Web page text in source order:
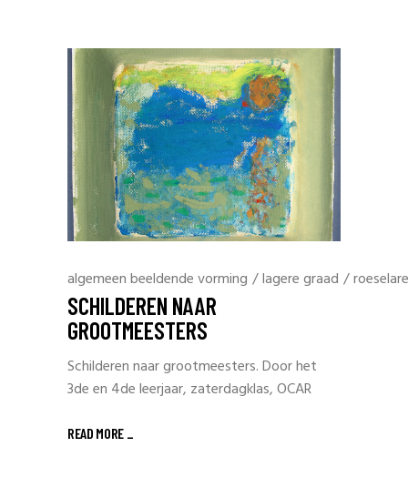
algemeen beeldende vorming /lagere graad /
SCHILDEREN NAAR
GROOTMEESTERS
Schilderen naar grootmeesters. Door het
3de en 4de leerjaar, zaterdagklas, OCAR
READ MORE _